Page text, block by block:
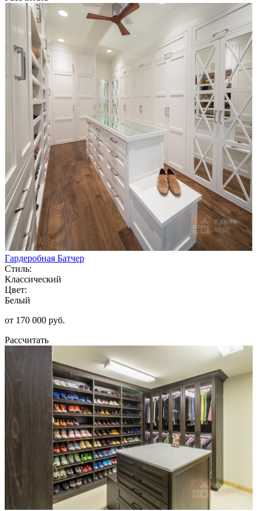
Гардеробная Батчер
Стиль:
Классический
Цвет:
Белый
от 170 000 руб.
Рассчитать